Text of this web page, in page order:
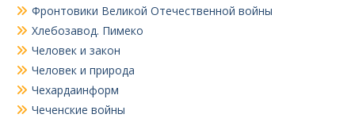
Фронтовики Великой Отечественной войны
Хлебозавод. Пимеко
Человек и закон
Человек и природа
Чехардаинформ
Чеченские войны